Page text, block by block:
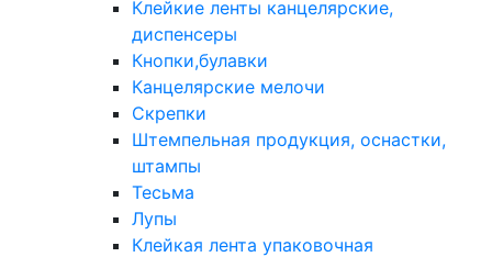
Клейкие ленты канцелярские,
диспенсеры
Кнопки,булавки
Канцелярские мелочи
Скрепки
Штемпельная продукция, оснастки,
штампы
Тесьма
Лупы
Клейкая лента упаковочная